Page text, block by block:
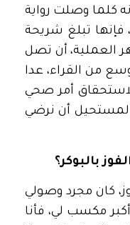
كلما وصلت رواية
فإنها تبلغ شريحة
العملية، أن تصل
من القراء، عدا
أمر صحي
أن نرضي
بالبوكر؟
كان مجرد وصولي
مكسب لي، فأنا